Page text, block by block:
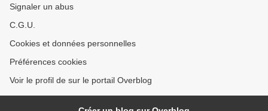
Signaler un abus
C.G.U.
Cookies et données personnelles
Préférences cookies
Voir le profil de sur le portail Overblog